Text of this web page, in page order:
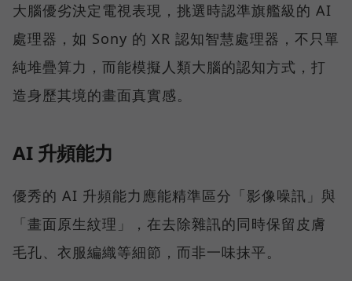
大腦優劣決定電視表現，挑選時認準旗艦級的 AI
處理器，如 Sony 的 XR 認知智慧處理器，不只單
純堆疊算力，而能模擬人類大腦的認知方式，打
造身歷其境的畫面真實感。
AI 升頻能力
優秀的 AI 升頻能力應能精準區分「影像噪訊」與
「畫面原生紋理」，在去除雜訊的同時保留皮膚
毛孔、衣服編織等細節，而非一味抹平。